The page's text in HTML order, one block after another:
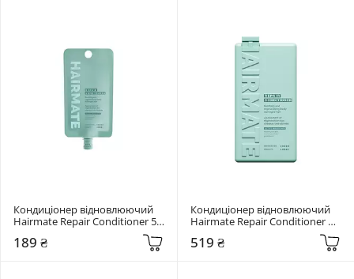
Кондиціонер відновлюючий
Hairmate Repair Conditioner 50
189 ₴
Кондиціонер відновлюючий
Hairmate Repair Conditioner
519 ₴